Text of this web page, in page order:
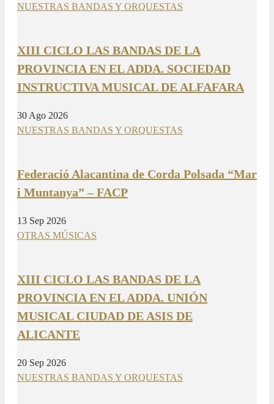
NUESTRAS BANDAS Y ORQUESTAS
XIII CICLO LAS BANDAS DE LA
PROVINCIA EN EL ADDA. SOCIEDAD
INSTRUCTIVA MUSICAL DE ALFAFARA
30 Ago 2026
NUESTRAS BANDAS Y ORQUESTAS
Federació Alacantina de Corda Polsada “Mar
i Muntanya” – FACP
13 Sep 2026
OTRAS MÚSICAS
XIII CICLO LAS BANDAS DE LA
PROVINCIA EN EL ADDA. UNIÓN
MUSICAL CIUDAD DE ASIS DE
ALICANTE
20 Sep 2026
NUESTRAS BANDAS Y ORQUESTAS